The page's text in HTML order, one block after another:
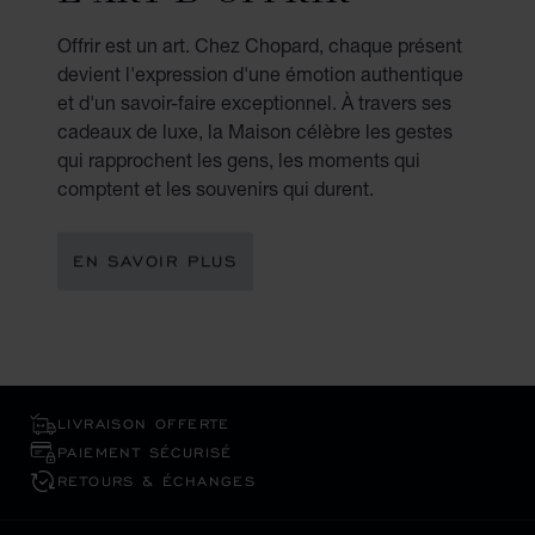
Offrir est un art. Chez Chopard, chaque présent
devient l'expression d'une émotion authentique
et d'un savoir-faire exceptionnel. À travers ses
cadeaux de luxe, la Maison célèbre les gestes
qui rapprochent les gens, les moments qui
comptent et les souvenirs qui durent.
EN SAVOIR PLUS
LIVRAISON OFFERTE
PAIEMENT SÉCURISÉ
RETOURS & ÉCHANGES